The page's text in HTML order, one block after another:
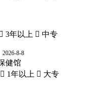
 3年以上  中专
2026-8-8
健馆
 1年以上  大专